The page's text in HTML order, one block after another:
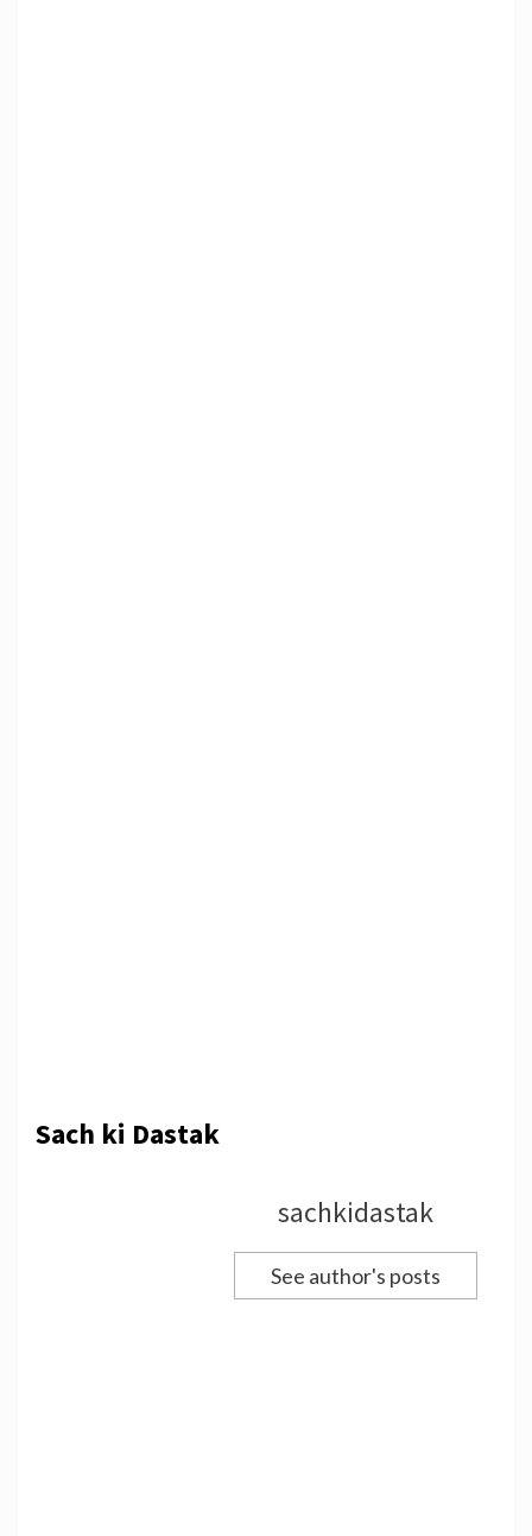
Sach ki Dastak
sachkidastak
See author's posts